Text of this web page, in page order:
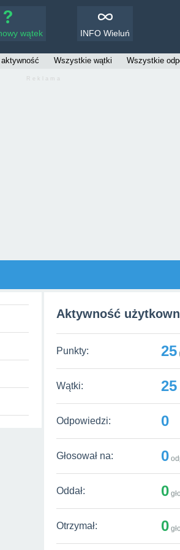
wątek INFO Wieluń
Wszystkie wątki Wszystkie
R e k l a m a
Aktywność
Punkty: 25
Wątki: 25
Odpowiedzi: 0
Głosował na: 0
Oddał: 0
Otrzymał: 0